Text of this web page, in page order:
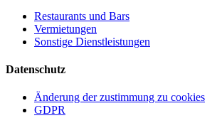
Restaurants und Bars
Vermietungen
Sonstige Dienstleistungen
Datenschutz
Änderung der zustimmung zu cookies
GDPR